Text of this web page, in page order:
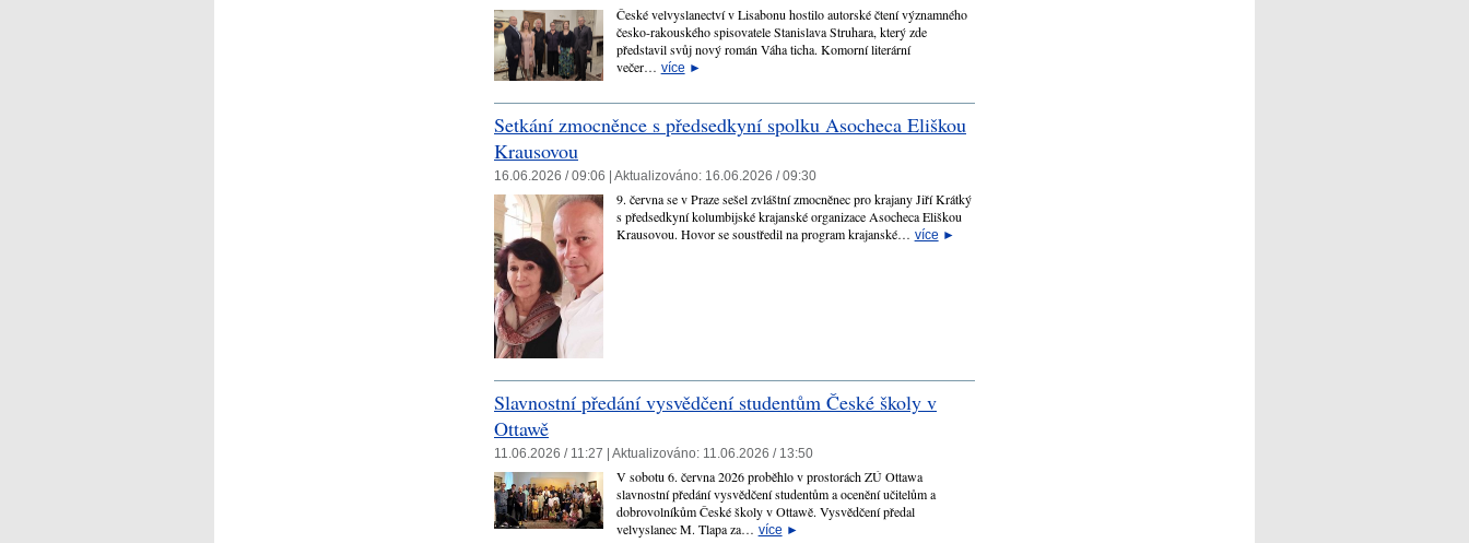
České velvyslanectví v Lisabonu hostilo autorské čtení významného
česko-rakouského spisovatele Stanislava Struhara, který zde
představil svůj nový román Váha ticha. Komorní literární
večer… více ►
Setkání zmocněnce s předsedkyní spolku Asocheca Eliškou
Krausovou
16.06.2026 / 09:06 | Aktualizováno: 16.06.2026 / 09:30
9. června se v Praze sešel zvláštní zmocněnec pro krajany Jiří Krátký
s předsedkyní kolumbijské krajanské organizace Asocheca Eliškou
Krausovou. Hovor se soustředil na program krajanské… více ►
Slavnostní předání vysvědčení studentům České školy v
Ottawě
11.06.2026 / 11:27 | Aktualizováno: 11.06.2026 / 13:50
V sobotu 6. června 2026 proběhlo v prostorách ZÚ Ottawa
slavnostní předání vysvědčení studentům a ocenění učitelům a
dobrovolníkům České školy v Ottawě. Vysvědčení předal
velvyslanec M. Tlapa za… více ►